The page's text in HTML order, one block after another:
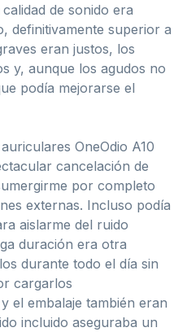
de sonido era
definitivamente superior a
eran justos, los
y, aunque los agudos no
podía mejorarse el
OneOdio A10
cancelación de
por completo
externas. Incluso podía
aislarme del ruido
duración era otra
durante todo el día sin
cargarlos
el embalaje también eran
incluido aseguraba un